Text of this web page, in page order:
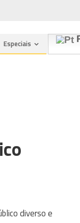
Especiais
diverso e